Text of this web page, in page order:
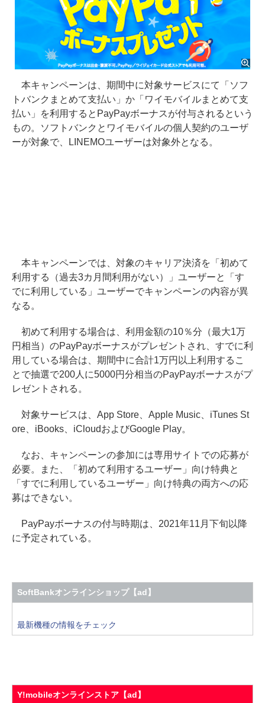
本キャンペーンは、期間中に対象サービスにて「ソフ
トバンクまとめて支払い」か「ワイモバイルまとめて支
払い」を利用するとPayPayボーナスが付与されるという
もの。ソフトバンクとワイモバイルの個人契約のユーザ
ーが対象で、LINEMOユーザーは対象外となる。
本キャンペーンでは、対象のキャリア決済を「初めて
利用する（過去3カ月間利用がない）」ユーザーと「す
でに利用している」ユーザーでキャンペーンの内容が異
なる。
初めて利用する場合は、利用金額の10％分（最大1万
円相当）のPayPayボーナスがプレゼントされ、すでに利
用している場合は、期間中に合計1万円以上利用するこ
とで抽選で200人に5000円分相当のPayPayボーナスがプ
レゼントされる。
対象サービスは、App Store、Apple Music、iTunes St
ore、iBooks、iCloudおよびGoogle Play。
なお、キャンペーンの参加には専用サイトでの応募が
必要。また、「初めて利用するユーザー」向け特典と
「すでに利用しているユーザー」向け特典の両方への応
募はできない。
PayPayボーナスの付与時期は、2021年11月下旬以降
に予定されている。
SoftBankオンラインショップ【ad】
最新機種の情報をチェック
Y!mobileオンラインストア【ad】